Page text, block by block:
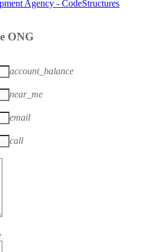
Agency - CodeStructures
ONG
account_balance
near_me
email
call